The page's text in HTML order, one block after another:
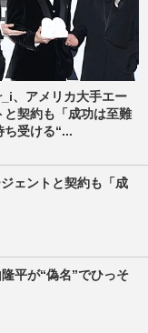
、アメリカ大手エー
と契約も「成功は至難
ち受ける“...
ェントと契約も「成
平が“偽名”でひっそ